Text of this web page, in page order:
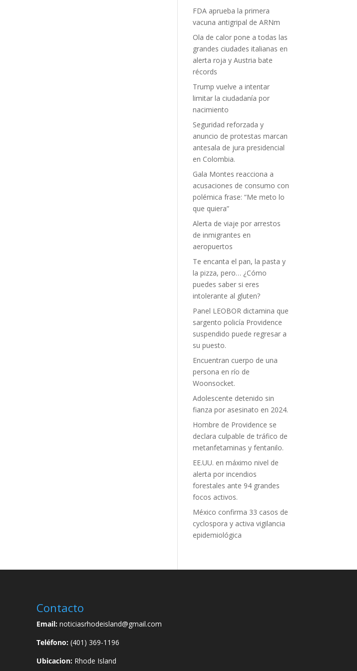
FDA aprueba la primera
vacuna antigripal de ARNm
Ola de calor pone a todas las
grandes ciudades italianas en
alerta roja y Austria bate
récords
Trump vuelve a intentar
limitar la ciudadanía por
nacimiento
Seguridad reforzada y
anuncio de protestas marcan
antesala de jura presidencial
en Colombia.
Gala Montes reacciona a
acusaciones de consumo con
polémica frase: “Me meto lo
que quiera”
Alerta de viaje por arrestos
de inmigrantes en
aeropuertos
Te encanta el pan, la pasta y
la pizza, pero… ¿Cómo
puedes saber si eres
intolerante al gluten?
Panel LEOBOR dictamina que
sargento policía Providence
suspendido puede regresar a
su puesto.
Encuentran cuerpo de una
persona en río de
Woonsocket.
Adolescente detenido sin
fianza por asesinato en 2024.
Hombre de Providence se
declara culpable de tráfico de
metanfetaminas y fentanilo.
EE.UU. en máximo nivel de
alerta por incendios
forestales ante 94 grandes
focos activos.
México confirma 33 casos de
cyclospora y activa vigilancia
epidemiológica
Contacto
Email:noticiasrhodeisland@gmail.com
Teléfono:(401) 369-1196
Ubicacion:Rhode Island